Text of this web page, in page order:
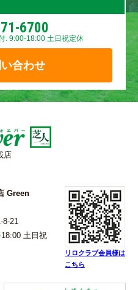
6700
. 9:00-18:00 土日祝定休
合わせ
店
Green
21
土日祝
リロクラブ会員様は
こちら